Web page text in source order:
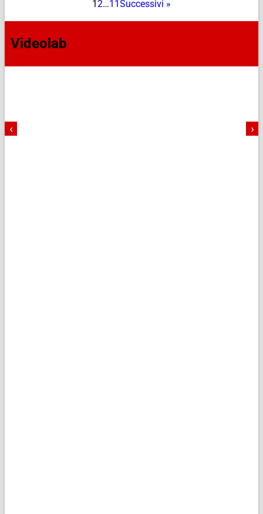
1 2…11 Successivi »
Videolab
‹ ›